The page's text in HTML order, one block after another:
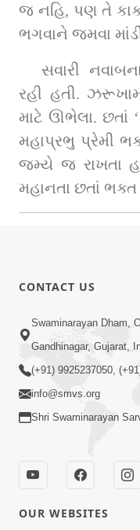
જ નહિ, પણ તે
ભગવાને જમવા
સવારી
રહી હતી.
માટે ઊભેલા. છતાં
મહાપ્રભુ પ્રેમી
જમ્યે જ રાખતા
મહાનતા છતાં
CONTACT US
Swaminarayan Dham,
Gandhinagar, Gujarat,
(+91) 9925237050,
info@smvs.org
Shri Swaminarayan
OUR WEBSITES